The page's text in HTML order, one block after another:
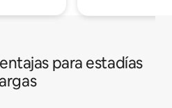
para estadías